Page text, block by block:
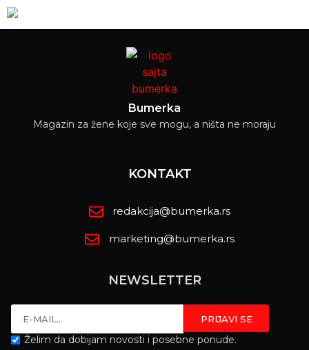
Bumerka
Magazin za žene koje sve mogu, a ništa ne moraju
KONTAKT
redakcija@bumerka.rs
marketing@bumerka.rs
NEWSLETTER
Želim da dobijam novosti i posebne ponude.